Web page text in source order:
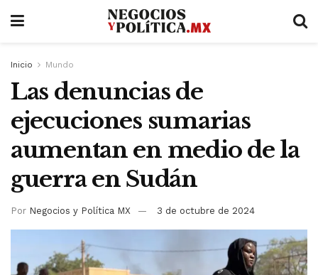
Inicio Mundo
Las denuncias de
ejecuciones sumarias
aumentan en medio de la
guerra en Sudán
Por Negocios y Política MX 3 de octubre de 2024